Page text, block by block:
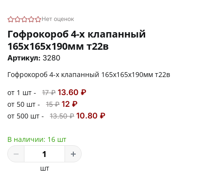
Нет оценок
Гофрокороб 4-х клапанный
165х165х190мм т22в
Артикул: 3280
Гофрокороб 4-х клапанный 165х165х190мм т22в
от 1 шт -
17 ₽ 13.60 ₽
от 50 шт - 15 ₽ 12 ₽
от 500 шт - 13.50 ₽ 10.80 ₽
В наличии: 16 шт
шт